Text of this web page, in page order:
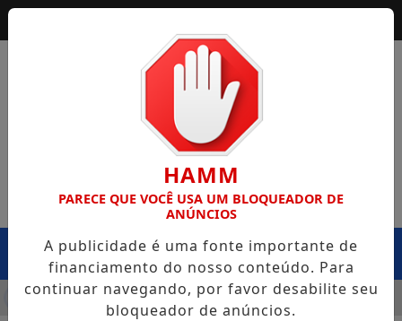
MENU
DA SEINFRA CAPOTA NA BR-364, EM EXTREMA, E CASO
HAMM
PARECE QUE VOCÊ USA UM BLOQUEADOR DE
ANÚNCIOS
A publicidade é uma fonte importante de
financiamento do nosso conteúdo. Para
continuar navegando, por favor desabilite seu
bloqueador de anúncios.